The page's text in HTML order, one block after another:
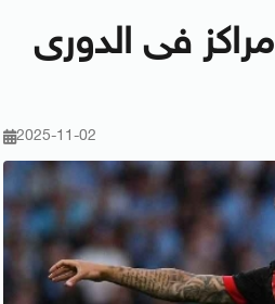
بمشاركة مرموش.. مانشستر سيتى يقفز 6 مراكز فى الدورى
2025-11-02